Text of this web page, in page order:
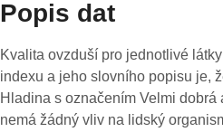
Popis dat
Kvalita ovzduší pro jednotlivé
indexu a jeho slovního popisu je,
Hladina s označením Velmi
nemá žádný vliv na lidský